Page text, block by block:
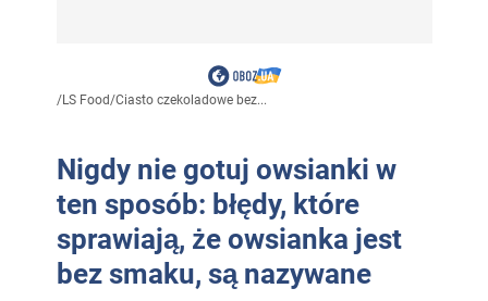
/LS Food/Ciasto czekoladowe bez...
Nigdy nie gotuj owsianki w
ten sposób: błędy, które
sprawiają, że owsianka jest
bez smaku, są nazywane